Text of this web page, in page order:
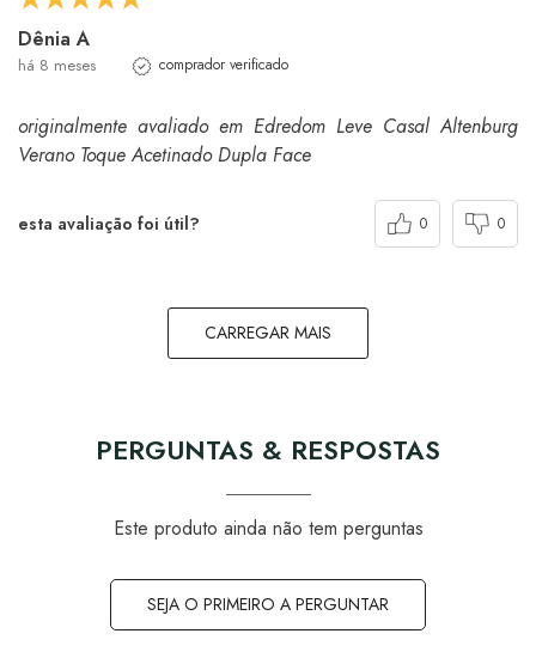
Dênia A
há 8 meses comprador verificado
originalmente avaliado em Edredom Leve Casal Altenburg
Verano Toque Acetinado Dupla Face
esta avaliação foi útil? 0 0
CARREGAR MAIS
PERGUNTAS & RESPOSTAS
Este produto ainda não tem perguntas
SEJA O PRIMEIRO A PERGUNTAR